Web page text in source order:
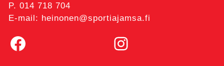
P. 014 718 704
E-mail: heinonen@sportiajamsa.fi
Facebook Instagram